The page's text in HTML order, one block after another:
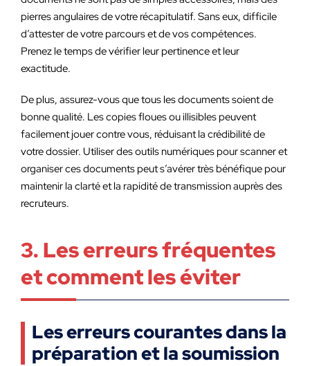
pierres angulaires de votre récapitulatif. Sans eux, difficile
d’attester de votre parcours et de vos compétences.
Prenez le temps de vérifier leur pertinence et leur
exactitude.
De plus, assurez-vous que tous les documents soient de
bonne qualité. Les copies floues ou illisibles peuvent
facilement jouer contre vous, réduisant la crédibilité de
votre dossier. Utiliser des outils numériques pour scanner et
organiser ces documents peut s’avérer très bénéfique pour
maintenir la clarté et la rapidité de transmission auprès des
recruteurs.
3. Les erreurs fréquentes
et comment les éviter
Les erreurs courantes dans la
préparation et la soumission